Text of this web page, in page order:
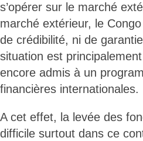
s’opérer sur le marché
marché extérieur, le
de crédibilité, ni de
situation est
encore admis à un
financières internationales.
A cet effet, la levée des
difficile surtout dans ce